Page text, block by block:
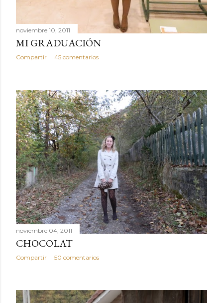
noviembre 10, 2011
MI GRADUACIÓN
Compartir 45 comentarios
noviembre 04, 2011
CHOCOLAT
Compartir 50 comentarios